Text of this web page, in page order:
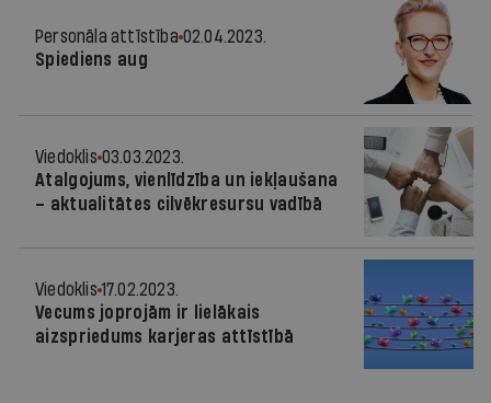
Personāla attīstība 02.04.2023.
Spiediens aug
Viedoklis 03.03.2023.
Atalgojums, vienlīdzība un iekļaušana
– aktualitātes cilvēkresursu vadībā
Viedoklis 17.02.2023.
Vecums joprojām ir lielākais
aizspriedums karjeras attīstībā